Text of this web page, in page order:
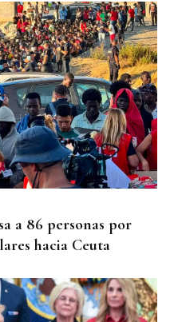
a 86 personas por
hacia Ceuta